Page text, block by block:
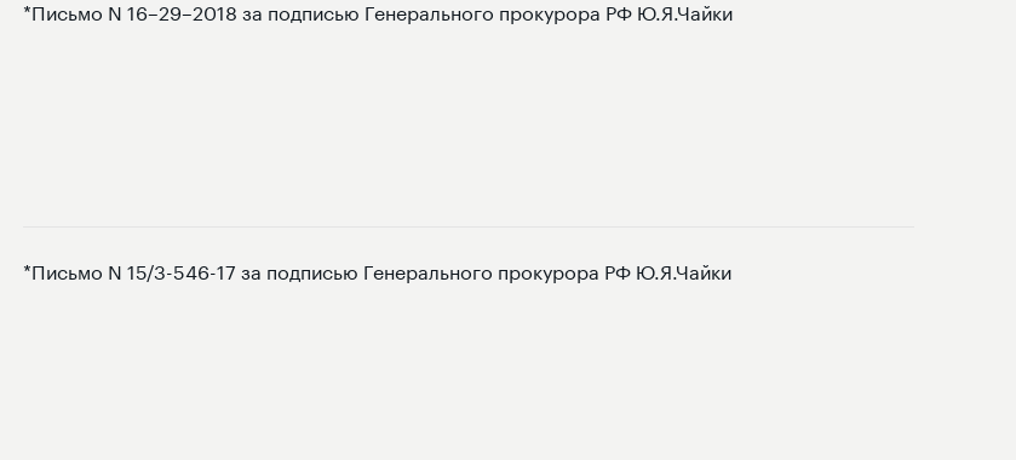
*Письмо N 16–29–2018 за подписью Генерального прокурора РФ Ю.Я.Чайки
*Письмо N 15/3-546-17 за подписью Генерального прокурора РФ Ю.Я.Чайки